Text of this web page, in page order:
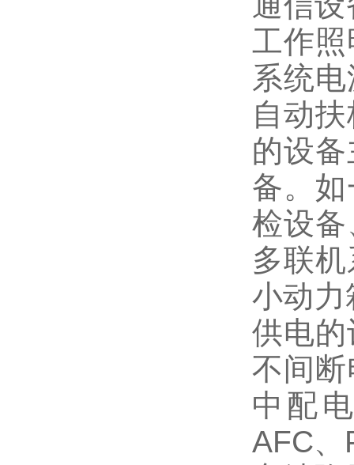
工作
系统
自动
的设
备。
检设
多联
小动力
供电
不间
中配
AFC、